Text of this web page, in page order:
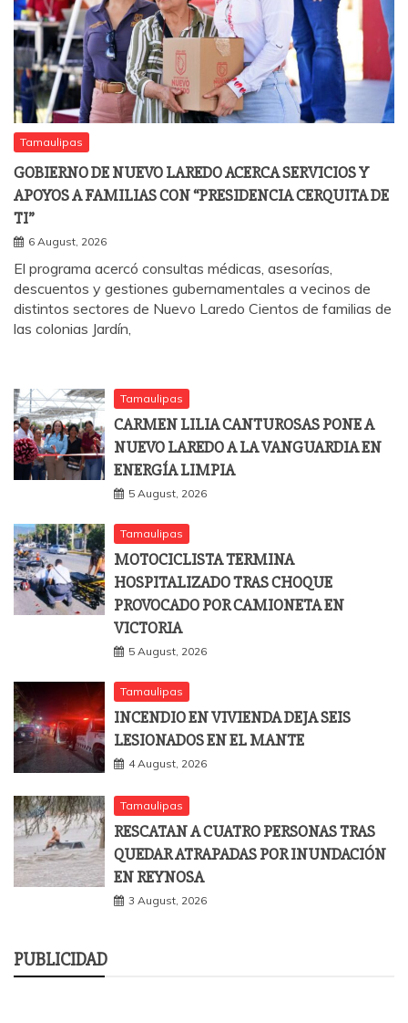
Tamaulipas
GOBIERNO DE NUEVO LAREDO ACERCA SERVICIOS Y
APOYOS A FAMILIAS CON “PRESIDENCIA CERQUITA DE
TI”
6 August, 2026
El programa acercó consultas médicas, asesorías,
descuentos y gestiones gubernamentales a vecinos de
distintos sectores de Nuevo Laredo Cientos de familias de
las colonias Jardín,
Tamaulipas
CARMEN LILIA CANTUROSAS PONE A
NUEVO LAREDO A LA VANGUARDIA EN
ENERGÍA LIMPIA
5 August, 2026
Tamaulipas
MOTOCICLISTA TERMINA
HOSPITALIZADO TRAS CHOQUE
PROVOCADO POR CAMIONETA EN
VICTORIA
5 August, 2026
Tamaulipas
INCENDIO EN VIVIENDA DEJA SEIS
LESIONADOS EN EL MANTE
4 August, 2026
Tamaulipas
RESCATAN A CUATRO PERSONAS TRAS
QUEDAR ATRAPADAS POR INUNDACIÓN
EN REYNOSA
3 August, 2026
PUBLICIDAD